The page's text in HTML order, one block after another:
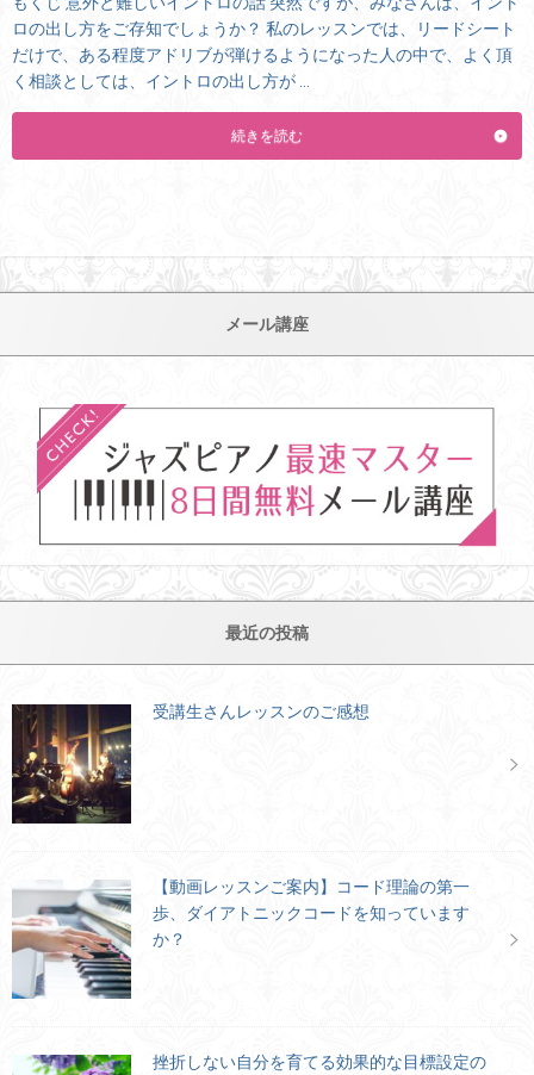
ロの出し方をご存知でしょうか？ 私のレッスンでは、リードシート
だけで、ある程度アドリブが弾けるようになった人の中で、よく頂
く相談としては、イントロの出し方が …
続きを読む
メール講座
最近の投稿
受講生さんレッスンのご感想
【動画レッスンご案内】コード理論の第一
歩、ダイアトニックコードを知っています
か？
挫折しない自分を育てる効果的な目標設定の